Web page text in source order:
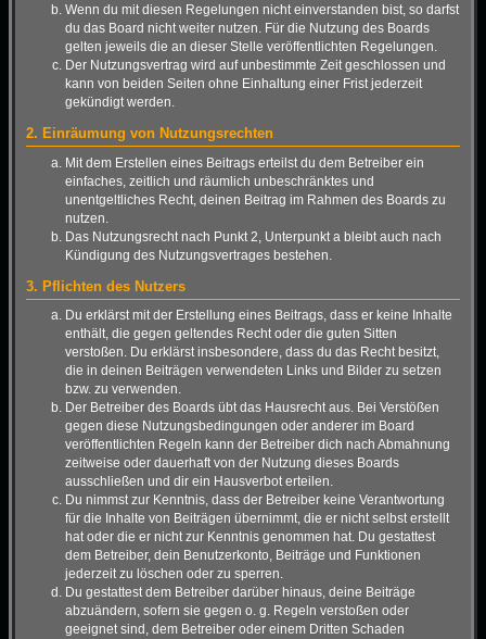
Wenn du mit diesen Regelungen nicht einverstanden bist, so darfst
du das Board nicht weiter nutzen. Für die Nutzung des Boards
gelten jeweils die an dieser Stelle veröffentlichten Regelungen.
Der Nutzungsvertrag wird auf unbestimmte Zeit geschlossen und
kann von beiden Seiten ohne Einhaltung einer Frist jederzeit
gekündigt werden.
2. Einräumung von Nutzungsrechten
Mit dem Erstellen eines Beitrags erteilst du dem Betreiber ein
einfaches, zeitlich und räumlich unbeschränktes und
unentgeltliches Recht, deinen Beitrag im Rahmen des Boards zu
nutzen.
Das Nutzungsrecht nach Punkt 2, Unterpunkt a bleibt auch nach
Kündigung des Nutzungsvertrages bestehen.
3. Pflichten des Nutzers
Du erklärst mit der Erstellung eines Beitrags, dass er keine Inhalte
enthält, die gegen geltendes Recht oder die guten Sitten
verstoßen. Du erklärst insbesondere, dass du das Recht besitzt,
die in deinen Beiträgen verwendeten Links und Bilder zu setzen
bzw. zu verwenden.
Der Betreiber des Boards übt das Hausrecht aus. Bei Verstößen
gegen diese Nutzungsbedingungen oder anderer im Board
veröffentlichten Regeln kann der Betreiber dich nach Abmahnung
zeitweise oder dauerhaft von der Nutzung dieses Boards
ausschließen und dir ein Hausverbot erteilen.
Du nimmst zur Kenntnis, dass der Betreiber keine Verantwortung
für die Inhalte von Beiträgen übernimmt, die er nicht selbst erstellt
hat oder die er nicht zur Kenntnis genommen hat. Du gestattest
dem Betreiber, dein Benutzerkonto, Beiträge und Funktionen
jederzeit zu löschen oder zu sperren.
Du gestattest dem Betreiber darüber hinaus, deine Beiträge
abzuändern, sofern sie gegen o. g. Regeln verstoßen oder
geeignet sind, dem Betreiber oder einem Dritten Schaden